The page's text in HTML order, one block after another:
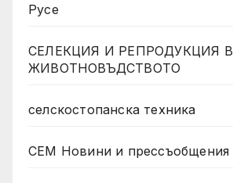
Русе
СЕЛЕКЦИЯ И РЕПРОДУКЦИЯ В
ЖИВОТНОВЪДСТВОТО
селскостопанска техника
СЕМ Новини и прессъобщения